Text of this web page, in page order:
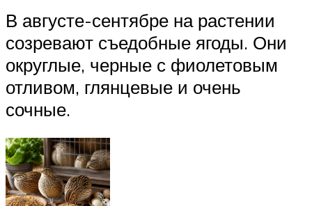
В августе-сентябре на растении
созревают съедобные ягоды. Они
округлые, черные с фиолетовым
отливом, глянцевые и очень
сочные.